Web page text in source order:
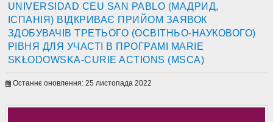
UNIVERSIDAD CEU SAN PABLO (МАДРИД,
ІСПАНІЯ) ВІДКРИВАЄ ПРИЙОМ ЗАЯВОК
ЗДОБУВАЧІВ ТРЕТЬОГО (ОСВІТНЬО-НАУКОВОГО)
РІВНЯ ДЛЯ УЧАСТІ В ПРОГРАМІ MARIE
SKŁODOWSKA-CURIE ACTIONS (MSCA)
Останнє оновлення: 25 листопада 2022